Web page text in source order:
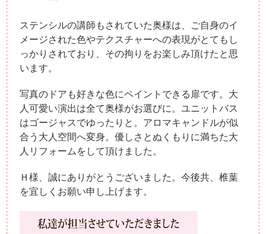
ステンシルの講師もされていた奥様は、ご自身のイ
メージされた色やテクスチャーへの表現がとてもし
っかりされており、その拘りをお楽しみ頂けたと思
います。
写真のドアも好きな色にペイントできる扉です。大
人可愛い演出は全て奥様がお選びに。ユニットバス
はゴージャスでゆったりと。アロマキャンドルが似
合う大人空間へ変身。優しさとぬくもりに満ちた大
人リフォームをして頂けました。
Ｈ様、誠にありがとうございました。今後共、椎葉
を宜しくお願い申し上げます。